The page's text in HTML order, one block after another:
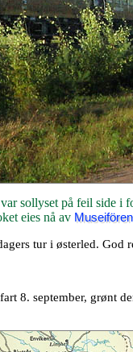
sollyset på feil side i
eies nå av
tur i østerled. God
8. september, grønt